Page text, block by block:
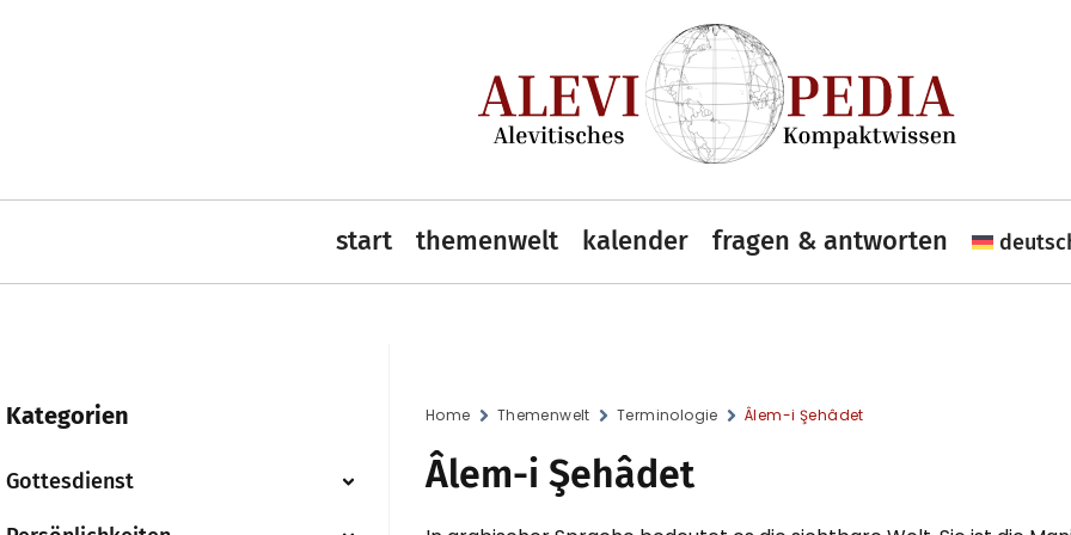
start themenwelt kalender fragen & antworten
Kategorien
Gottesdienst
Home Themenwelt Terminologie Âlem-i Şehâdet
Âlem-i Şehâdet